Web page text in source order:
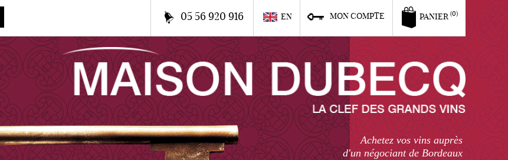
PANIER (0)
MON COMPTE
EN
05 56 920 916
Achetez vos vins auprès
d'un négociant de Bordeaux